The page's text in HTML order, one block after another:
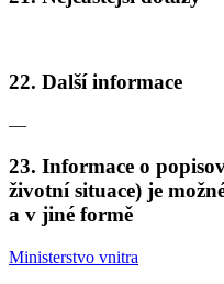
22. Další informace
—
23. Informace o
životní situace) je
a v jiné formě
Ministerstvo vnitra